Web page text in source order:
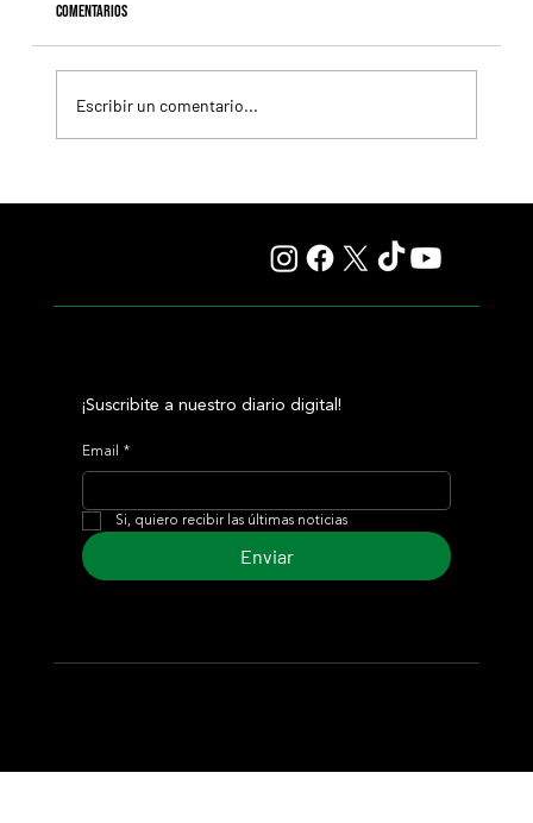
Comentarios
Escribir un comentario...
¡Suscribite a nuestro diario digital!
Email *
Si, quiero recibir las últimas noticias
Enviar